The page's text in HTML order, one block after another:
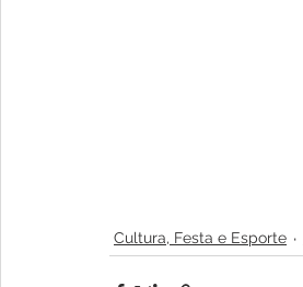
Cultura, Festa e Esporte